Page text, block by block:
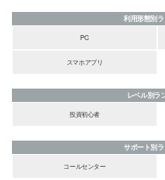
利用形態別
PC
スマホアプリ
レベル別ラ
投資初心者
サポート別
コールセンター